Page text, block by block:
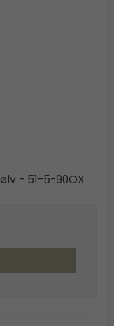
- 51-5-90OX